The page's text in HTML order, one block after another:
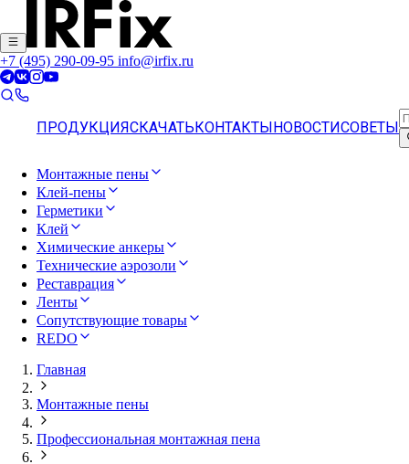
+7 (495) 290-09-95 info@irfix.ru
ПРОДУКЦИЯСКАЧАТЬКОНТАКТЫ НОВОСТИСОВЕТЫ
Монтажные пены
Клей-пены
Герметики
Клей
Химические анкеры
Технические аэрозоли
Реставрация
Ленты
Сопутствующие товары
REDO
Главная
Монтажные пены
Профессиональная монтажная пена